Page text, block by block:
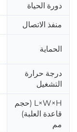
دورة الحياة
منفذ الاتصال
الحماية
درجة حرارة
التشغيل
L×W×H (حجم
قاعدة العلبة)
مم